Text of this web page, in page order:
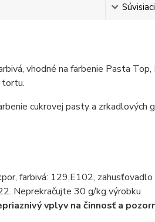
vhodné na farbenie Pasta
tortu.
cukrovej pasty a zrkadlových
farbivá: 129,E102,
Neprekračujte 30 g/kg výrobku
vplyv na činnosť a